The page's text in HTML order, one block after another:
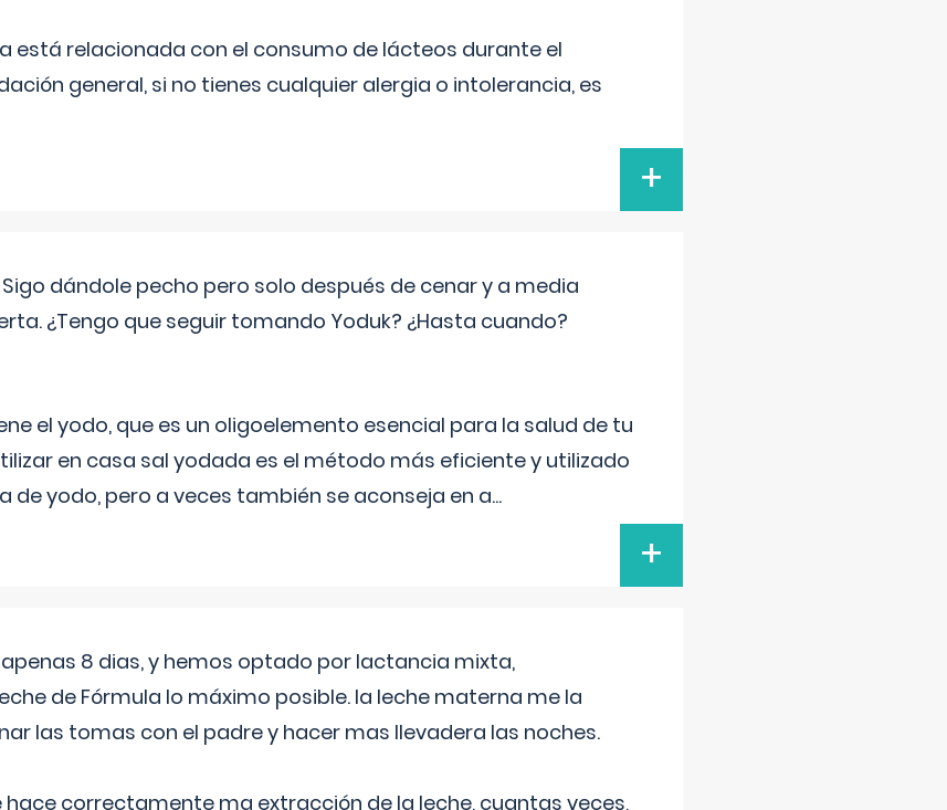
está relacionada con el consumo de lácteos durante el
general, si no tienes cualquier alergia o intolerancia, es
+
Sigo dándole pecho pero solo después de cenar y a media
¿Tengo que seguir tomando Yoduk? ¿Hasta cuando?
el yodo, que es un oligoelemento esencial para la salud de tu
en casa sal yodada es el método más eficiente y utilizado
de yodo, pero a veces también se aconseja en a...
+
8 dias, y hemos optado por lactancia mixta,
de Fórmula lo máximo posible. la leche materna me la
las tomas con el padre y hacer mas llevadera las noches.
correctamente ma extracción de la leche, cuantas veces,